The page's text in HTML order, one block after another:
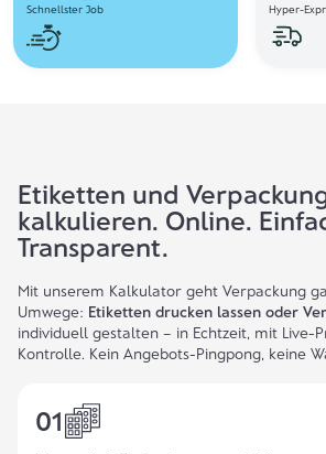
Schnellster Job Hyper-
Etiketten und
kalkulieren. Online.
Transparent.
Mit unserem Kalkulator geht Verpackung
Umwege: Etiketten drucken lassen oder
individuell gestalten – in Echtzeit, mit Live-
Kontrolle. Kein Angebots-Pingpong, keine
01